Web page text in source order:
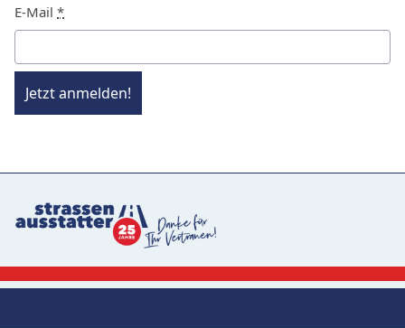
E-Mail *
Jetzt anmelden!